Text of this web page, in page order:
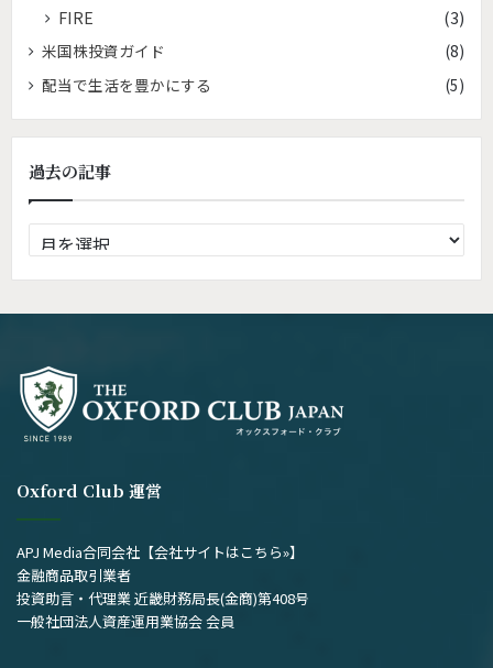
FIRE (3)
米国株投資ガイド
(8)
配当で生活を豊かにする
(5)
過去の記事
去
の
Oxford Club 運営
APJ Media合同会社 【会社サイトはこちら»】
金融商品取引業者
投資助言・代理業 近畿財務局長(金商)第408号
一般社団法人資産運用業協会 会員